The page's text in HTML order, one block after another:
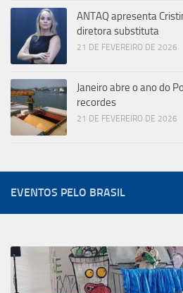
ANTAQ apresenta
diretora substituta
21 DE FEVEREIRO DE 2026
Janeiro abre o ano do
recordes
21 DE FEVEREIRO DE 2026
EVENTOS PELO BRASIL